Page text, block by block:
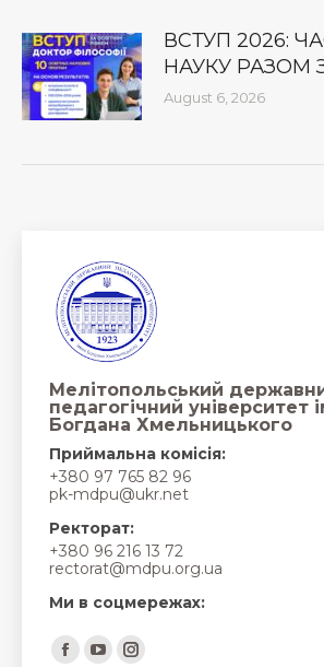
ВСТУП 2026:
НАУКУ РАЗОМ
August 6, 2026
Мелітопольський
педагогічний університет
Богдана Хмельницького
Приймальна комісія:
+380 97 765 82 96
pk-mdpu@ukr.net
Ректорат:
+380 96 216 13 72
rectorat@mdpu.org.ua
Ми в соцмережах:
Find us on:
Facebook
YouTubeInstagram